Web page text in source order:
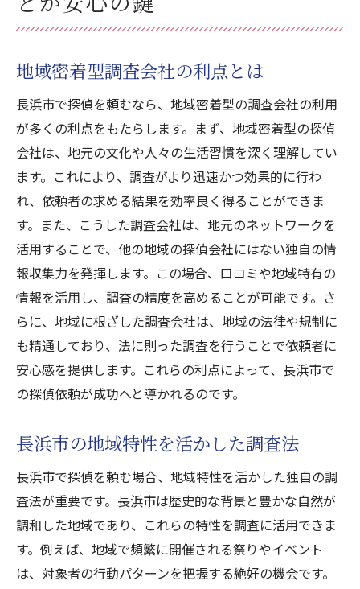
地域密着型調査会社の利点とは
長浜市で探偵を頼むなら、地域密着型の調査会社の利用
が多くの利点をもたらします。まず、地域密着型の探偵
会社は、地元の文化や人々の生活習慣を深く理解してい
ます。これにより、調査がより迅速かつ効果的に行わ
れ、依頼者の求める結果を効率良く得ることができま
す。また、こうした調査会社は、地元のネットワークを
活用することで、他の地域の探偵会社にはない独自の情
報収集力を発揮します。この場合、口コミや地域特有の
情報を活用し、調査の精度を高めることが可能です。さ
らに、地域に根ざした調査会社は、地域の法律や規制に
も精通しており、法に則った調査を行うことで依頼者に
安心感を提供します。これらの利点によって、長浜市で
の探偵依頼が成功へと導かれるのです。
長浜市の地域特性を活かした調査法
長浜市で探偵を頼む場合、地域特性を活かした独自の調
査法が重要です。長浜市は歴史的な背景と豊かな自然が
調和した地域であり、これらの特性を調査に活用できま
す。例えば、地域で頻繁に開催される祭りやイベント
は、対象者の行動パターンを把握する絶好の機会です。